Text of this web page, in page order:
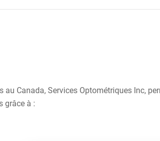
au Canada, Services Optométriques Inc,
grâce à :